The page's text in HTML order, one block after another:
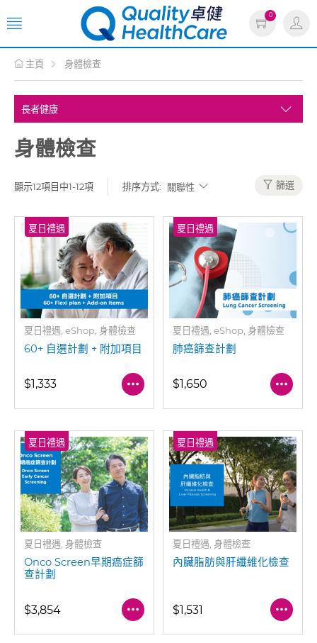
0
主頁 身體檢查
身體檢查
顯示12項目中1-12項 排序方式: 篩選
夏日禮遇
夏日禮遇, eShop, 身體檢查
60+ 自選計劃 + 附加項目
$1,333
夏日禮遇
夏日禮遇, eShop, 身體檢查
肺癌篩查計劃
$1,650
夏日禮遇
夏日禮遇, 身體檢查
Onco Screen早期癌症篩
查計劃
$3,854
夏日禮遇
夏日禮遇, 身體檢查
內臟脂肪與肝纖維化檢查
$1,531